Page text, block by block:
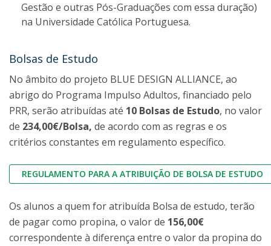
Gestão e outras Pós-Graduações com essa duração)
na Universidade Católica Portuguesa.
Bolsas de Estudo
No âmbito do projeto BLUE DESIGN ALLIANCE, ao
abrigo do Programa Impulso Adultos, financiado pelo
PRR, serão atribuídas até 10 Bolsas de Estudo, no valor
de 234,00€/Bolsa, de acordo com as regras e os
critérios constantes em regulamento específico.
REGULAMENTO PARA A ATRIBUIÇÃO DE BOLSA DE ESTUDO
Os alunos a quem for atribuída Bolsa de estudo, terão
de pagar como propina, o valor de 156,00€
correspondente à diferença entre o valor da propina do